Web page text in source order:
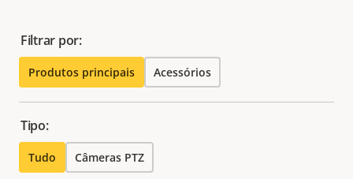
Filtrar por:
Produtos principais Acessórios
Tipo:
Tudo Câmeras PTZ